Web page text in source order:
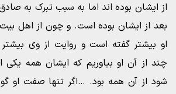
از ایشان بوده اند اما به سبب تبرک به صادق
بعد از ایشان بوده است. و چون از اهل
او بیشتر گفته است و روایت از وی
چند از آن او بیاوریم که ایشان همه یکی
شود از آن همه بود. …اگر تنها صفت او